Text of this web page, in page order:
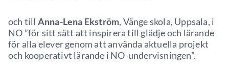
och till Anna-Lena Ekström, Vänge skola, Uppsala, i
NO ”för sitt sätt att inspirera till glädje och lärande
för alla elever genom att använda aktuella projekt
och kooperativt lärande i NO-undervisningen”.